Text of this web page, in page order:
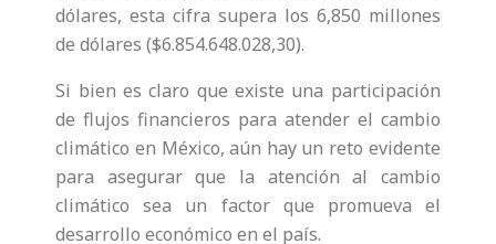
dólares, esta cifra supera los 6,850 millones
de dólares ($6.854.648.028,30).
Si bien es claro que existe una participación
de flujos financieros para atender el cambio
climático en México, aún hay un reto evidente
para asegurar que la atención al cambio
climático sea un factor que promueva el
desarrollo económico en el país.